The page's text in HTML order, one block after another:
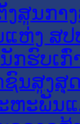
ສູນກາ
ຫ່ງ ສປ
ກຮົບເກົ່
ຊົນສູງສຸ
ຫະພັນ